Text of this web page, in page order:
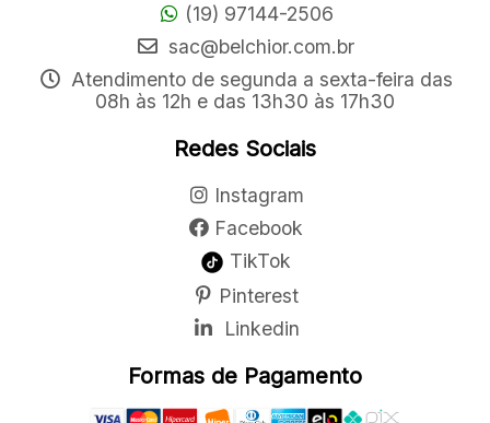
(19) 97144-2506
sac@belchior.com.br
Atendimento de segunda a sexta-feira das
08h às 12h e das 13h30 às 17h30
Redes Sociais
Instagram
Facebook
TikTok
Pinterest
Linkedin
Formas de Pagamento